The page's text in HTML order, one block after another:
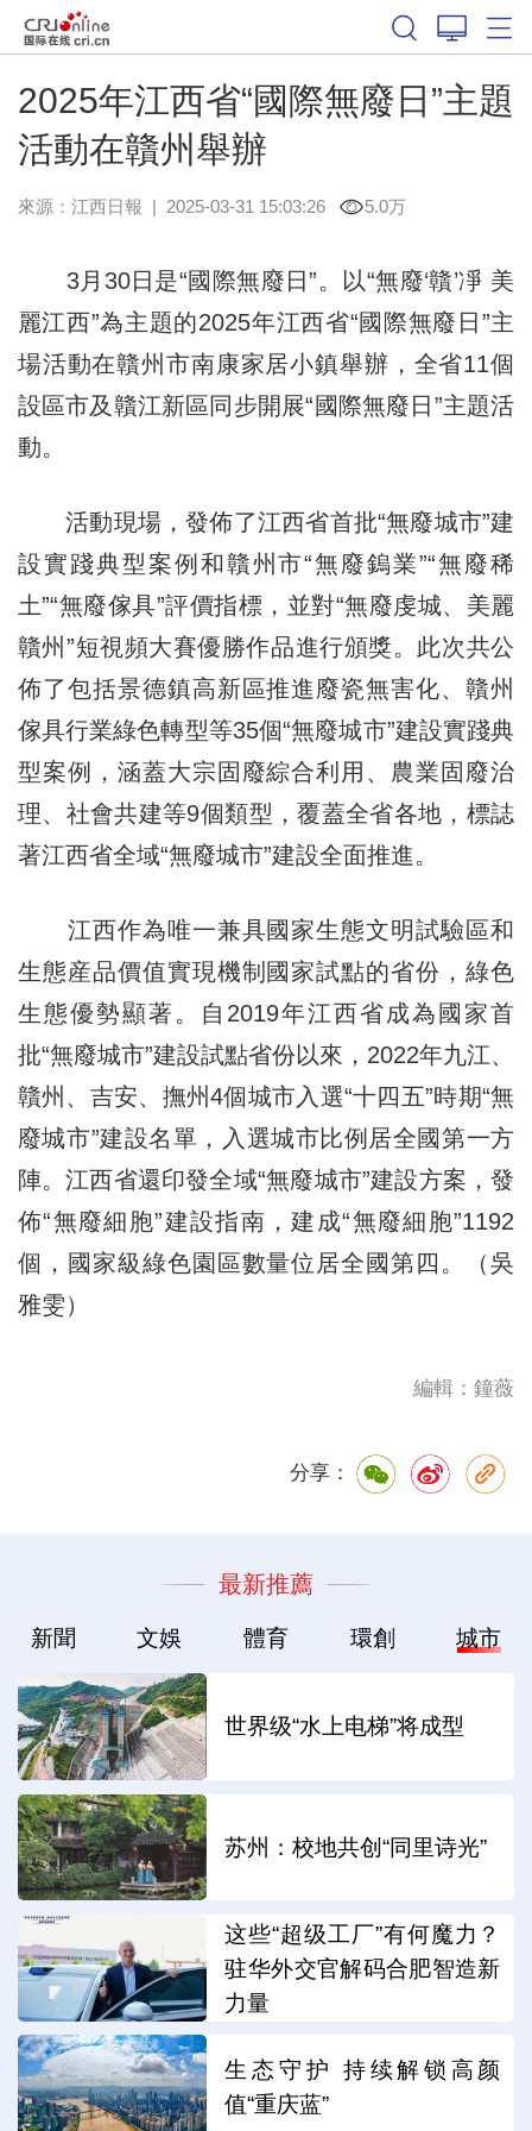
2025年江西省“國際無廢日”主題
活動在贛州舉辦
來源： 江西日報 | 2025-03-31 15:03:26 5.0万
3月30日是“國際無廢日”。以“無廢‘贛’凈 美
麗江西”為主題的2025年江西省“國際無廢日”主
場活動在贛州市南康家居小鎮舉辦，全省11個
設區市及贛江新區同步開展“國際無廢日”主題活
動。
活動現場，發佈了江西省首批“無廢城市”建
設實踐典型案例和贛州市“無廢鎢業”“無廢稀
土”“無廢傢具”評價指標，並對“無廢虔城、美麗
贛州”短視頻大賽優勝作品進行頒獎。此次共公
佈了包括景德鎮高新區推進廢瓷無害化、贛州
傢具行業綠色轉型等35個“無廢城市”建設實踐典
型案例，涵蓋大宗固廢綜合利用、農業固廢治
理、社會共建等9個類型，覆蓋全省各地，標誌
著江西省全域“無廢城市”建設全面推進。
江西作為唯一兼具國家生態文明試驗區和
生態産品價值實現機制國家試點的省份，綠色
生態優勢顯著。自2019年江西省成為國家首
批“無廢城市”建設試點省份以來，2022年九江、
贛州、吉安、撫州4個城市入選“十四五”時期“無
廢城市”建設名單，入選城市比例居全國第一方
陣。江西省還印發全域“無廢城市”建設方案，發
佈“無廢細胞”建設指南，建成“無廢細胞”1192
個，國家級綠色園區數量位居全國第四。（吳
雅雯）
編輯：鐘薇
分享：
最新推薦
新聞 文娛 體育 環創 城市
世界级“水上电梯”将成型
苏州：校地共创“同里诗光”
这些“超级工厂”有何魔力？
驻华外交官解码合肥智造新
力量
生态守护 持续解锁高颜
值“重庆蓝”